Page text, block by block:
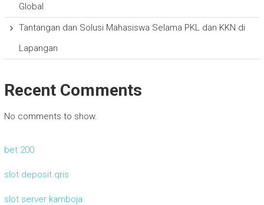
Global
Tantangan dan Solusi Mahasiswa Selama PKL dan KKN di
Lapangan
Recent Comments
No comments to show.
bet 200
slot deposit qris
slot server kamboja